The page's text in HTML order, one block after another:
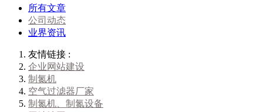
所有文章
公司动态
业界资讯
友情链接 :
企业网站建设
制氮机
空气过滤器厂家
制氮机、制氮设备